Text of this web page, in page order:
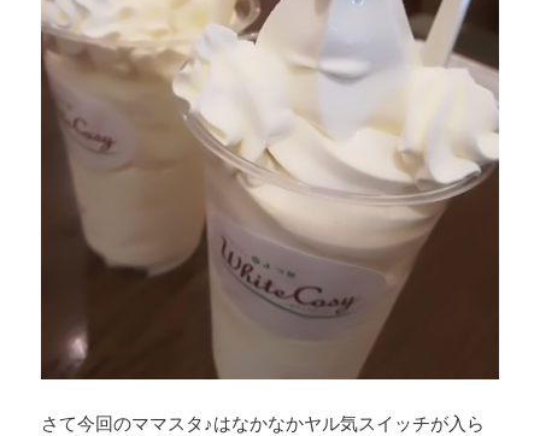
さて今回のママスタ♪はなかなかヤル気スイッチが入ら